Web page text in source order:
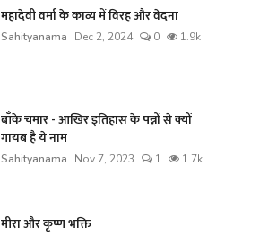
महादेवी वर्मा के काव्य में विरह और वेदना
Sahityanama Dec 2, 2024 0 1.9k
बाँके चमार - आखिर इतिहास के पन्नों से क्यों
गायब है ये नाम
Sahityanama Nov 7, 2023 1 1.7k
मीरा और कृष्ण भक्ति